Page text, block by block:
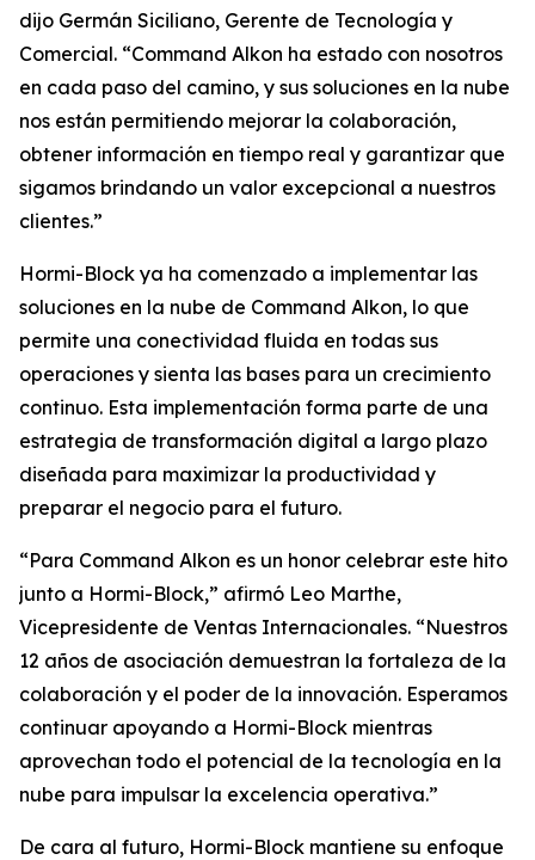
dijo Germán Siciliano, Gerente de Tecnología y
Comercial. “Command Alkon ha estado con nosotros
en cada paso del camino, y sus soluciones en la nube
nos están permitiendo mejorar la colaboración,
obtener información en tiempo real y garantizar que
sigamos brindando un valor excepcional a nuestros
clientes.”
Hormi-Block ya ha comenzado a implementar las
soluciones en la nube de Command Alkon, lo que
permite una conectividad fluida en todas sus
operaciones y sienta las bases para un crecimiento
continuo. Esta implementación forma parte de una
estrategia de transformación digital a largo plazo
diseñada para maximizar la productividad y
preparar el negocio para el futuro.
“Para Command Alkon es un honor celebrar este hito
junto a Hormi-Block,” afirmó Leo Marthe,
Vicepresidente de Ventas Internacionales. “Nuestros
12 años de asociación demuestran la fortaleza de la
colaboración y el poder de la innovación. Esperamos
continuar apoyando a Hormi-Block mientras
aprovechan todo el potencial de la tecnología en la
nube para impulsar la excelencia operativa.”
De cara al futuro, Hormi-Block mantiene su enfoque